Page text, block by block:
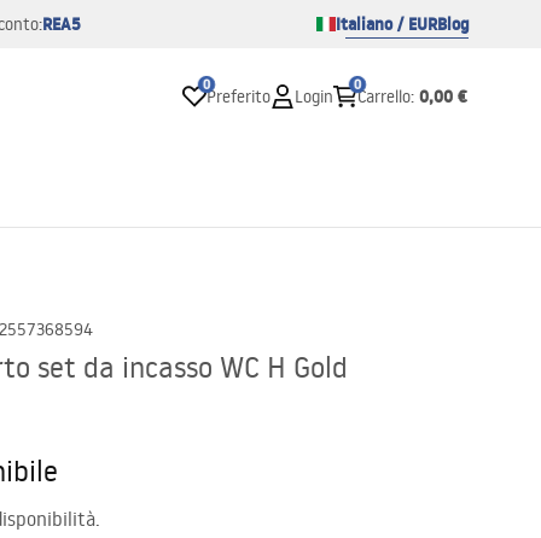
REA5 Italiano / EURBlog
0
Preferito Login
0
Carrello: 0,00 €
set da incasso WC H Gold